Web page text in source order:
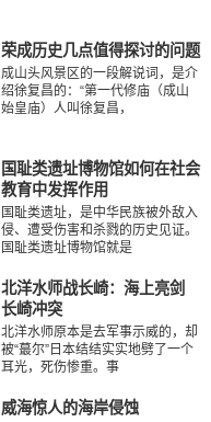
荣成历史几点值得探讨的问题
成山头风景区的一段解说词，是介
绍徐复昌的：“第一代修庙（成山
始皇庙）人叫徐复昌，
国耻类遗址博物馆如何在社会
教育中发挥作用
国耻类遗址，是中华民族被外敌入
侵、遭受伤害和杀戮的历史见证。
国耻类遗址博物馆就是
北洋水师战长崎：海上亮剑
长崎冲突
北洋水师原本是去军事示威的，却
被“蕞尔”日本结结实实地劈了一个
耳光，死伤惨重。事
威海惊人的海岸侵蚀